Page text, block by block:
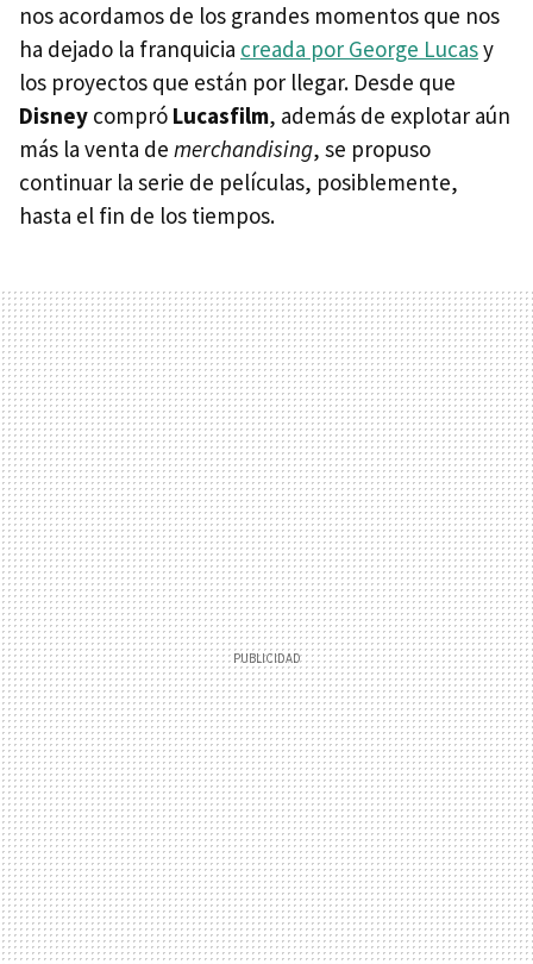
nos acordamos de los grandes momentos que nos
ha dejado la franquicia creada por George Lucasy
los proyectos que están por llegar. Desde que
Disney compró Lucasfilm, además de explotar aún
más la venta de merchandising, se propuso
continuar la serie de películas, posiblemente,
hasta el fin de los tiempos.